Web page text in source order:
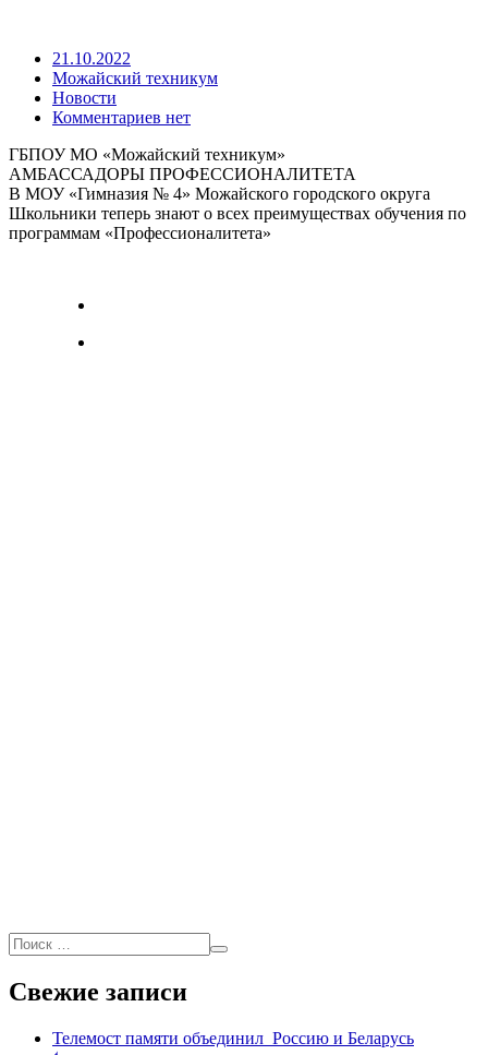
21.10.2022
Можайский техникум
Новости
Комментариев нет
ГБПОУ МО «Можайский техникум»
АМБАССАДОРЫ ПРОФЕССИОНАЛИТЕТА
В МОУ «Гимназия № 4» Можайского городского округа
Школьники теперь знают о всех преимуществах обучения по
программам «Профессионалитета»
Свежие записи
Телемост памяти объединил Россию и Беларусь